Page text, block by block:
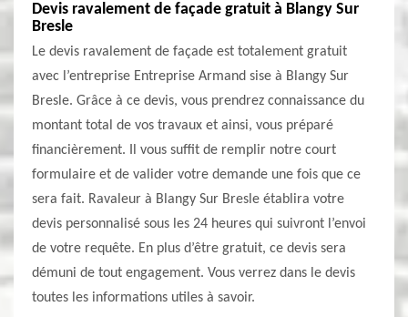
Devis ravalement de façade gratuit à Blangy Sur
Bresle
Le devis ravalement de façade est totalement gratuit
avec l’entreprise Entreprise Armand sise à Blangy Sur
Bresle. Grâce à ce devis, vous prendrez connaissance du
montant total de vos travaux et ainsi, vous préparé
financièrement. Il vous suffit de remplir notre court
formulaire et de valider votre demande une fois que ce
sera fait. Ravaleur à Blangy Sur Bresle établira votre
devis personnalisé sous les 24 heures qui suivront l’envoi
de votre requête. En plus d’être gratuit, ce devis sera
démuni de tout engagement. Vous verrez dans le devis
toutes les informations utiles à savoir.